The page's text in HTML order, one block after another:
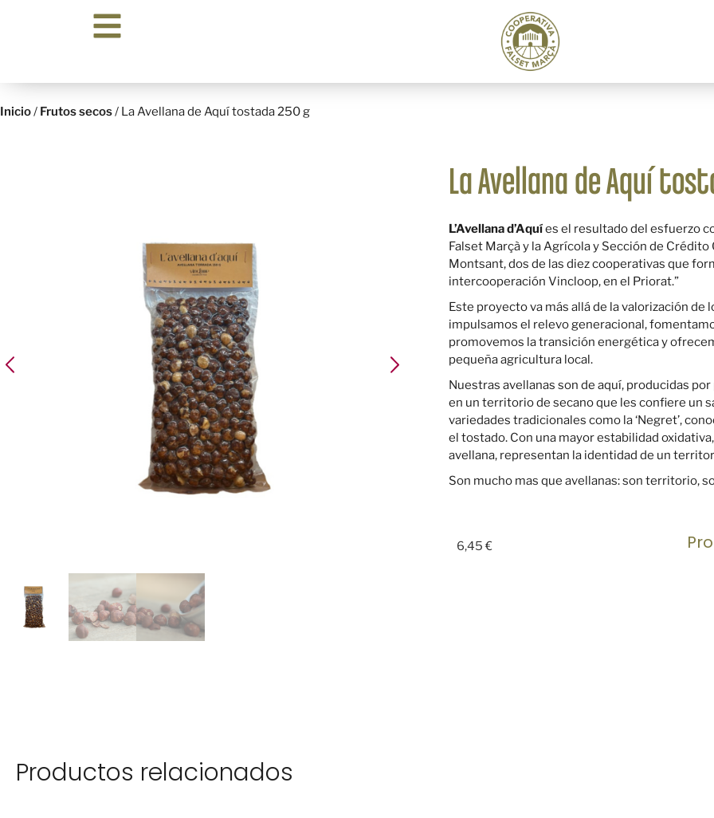
Inicio/ Frutos secos/ La Avellana de Aquí tostada 250 g
La Avellana de Aquí
L’Avellana d’Aquíes el resultado del esfuerzo
Falset Marçà y la Agrícola y Sección de
Montsant, dos de las diez cooperativas que
intercooperación Vincloop, en el Priorat.”
Este proyecto va más allá de la valorización
impulsamos el relevo generacional,
promovemos la transición energética y
pequeña agricultura local.
Nuestras avellanas son de aquí, producidas
en un territorio de secano que les confiere un
variedades tradicionales como la ‘Negret’,
el tostado. Con una mayor estabilidad
avellana, representan la identidad de un
Son mucho mas que avellanas: son territorio,
6,45€
Productos relacionados